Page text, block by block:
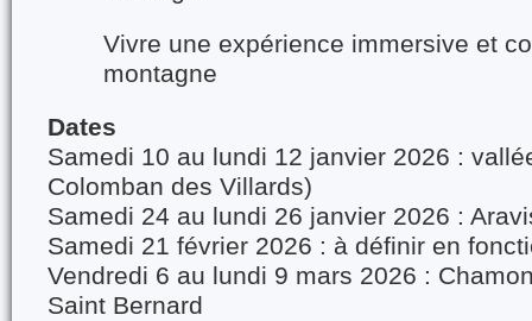
Vivre une expérience immersive et
montagne
Dates
Samedi 10 au lundi 12 janvier 2026 :
Colomban des Villards)
Samedi 24 au lundi 26 janvier 2026 :
Samedi 21 février 2026 : à définir en
Vendredi 6 au lundi 9 mars 2026 :
Saint Bernard